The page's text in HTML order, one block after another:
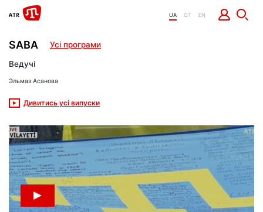
UA QT EN
SABA Усі програми
Ведучі
Эльмаз Асанова
Дивитись усі випуски